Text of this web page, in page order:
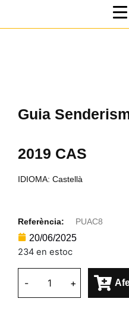
Guia
2019 CAS
IDIOMA: Castellà
Referència: PUAC8
20/06/2025
234 en estoc
- +